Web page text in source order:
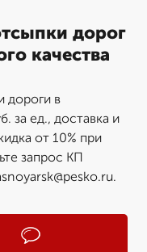
дорог
качества
дороги в
за ед., доставка и
от 10% при
запрос КП